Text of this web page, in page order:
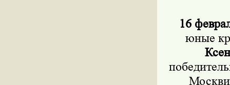
16
юные